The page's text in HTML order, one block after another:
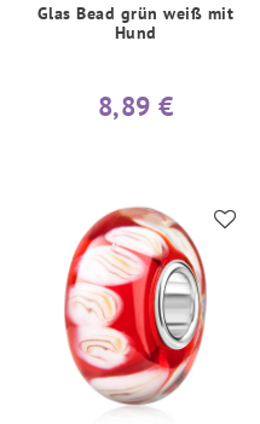
Glas Bead grün weiß mit
Hund
8,89 €